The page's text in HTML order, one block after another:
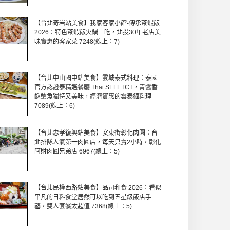
【台北奇岩站美食】我家客家小館-傳承茶蝦飯
2026：特色茶蝦飯火鍋二吃，北投30年老店美
味實惠的客家菜 7248(線上：7)
【台北中山國中站美食】雲城泰式料理：泰國
官方認證泰精選餐廳 Thai SELETCT，青醬香
酥鱸魚獨特又美味，經濟實惠的雲泰緬料理
7089(線上：6)
【台北忠孝復興站美食】安東街彰化肉圓：台
北排隊人氣第一肉圓店，每天只賣2小時，彰化
阿財肉圓兄弟店 6967(線上：5)
【台北民權西路站美食】品司和食 2026：看似
平凡的日料食堂居然可以吃到五星級飯店手
藝，雙人套餐太超值 7368(線上：5)